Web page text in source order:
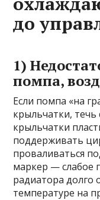
до
1)
помпа,
Если помпа «на
крыльчатки,
крыльчатки
поддерживать
проваливаться
маркер — слабое
радиатора долго
температуре на